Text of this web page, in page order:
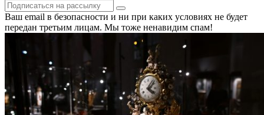
Ваш email в безопасности и ни при каких условиях не будет
передан третьим лицам. Мы тоже ненавидим спам!